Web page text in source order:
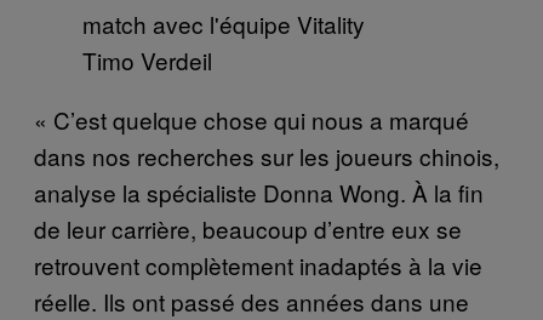
Timo Verdeil
« C’est quelque chose qui nous a marqué
dans nos recherches sur les joueurs chinois,
analyse la spécialiste Donna Wong. À la fin
de leur carrière, beaucoup d’entre eux se
retrouvent complètement inadaptés à la vie
réelle. Ils ont passé des années dans une